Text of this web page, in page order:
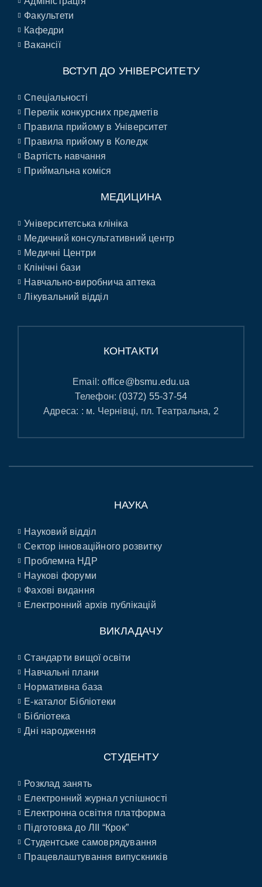
Факультети
Кафедри
Вакансії
ВСТУП ДО УНІВЕРСИТЕТУ
Спеціальності
Перелік конкурсних предметів
Правила прийому в Університет
Правила прийому в Коледж
Вартість навчання
Приймальна коміся
МЕДИЦИНА
Університетська клініка
Медичний консультативний центр
Медичні Центри
Клінічні бази
Навчально-виробнича аптека
Лікувальний відділ
КОНТАКТИ
Email:office@bsmu.edu.ua
Телефон: (0372) 55-37-54
Адреса: : м. Чернівці, пл. Театральна, 2
НАУКА
Науковий відділ
Сектор інноваційного розвитку
Проблемна НДР
Наукові форуми
Фахові видання
Електронний архів публікацій
ВИКЛАДАЧУ
Стандарти вищої освіти
Навчальні плани
Нормативна база
E-каталог Бібліотеки
Бібліотека
Дні народження
СТУДЕНТУ
Розклад занять
Електронний журнал успішності
Електронна освітня платформа
Підготовка до ЛІІ “Крок”
Студентське самоврядування
Працевлаштування випускників